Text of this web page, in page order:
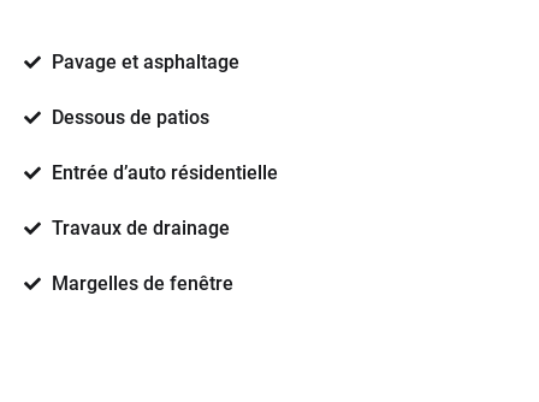
Pavage et asphaltage
Dessous de patios
Entrée d’auto résidentielle
Travaux de drainage
Margelles de fenêtre